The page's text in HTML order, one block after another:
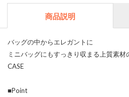
商品説明
バッグの中からエレガントに
ミニバッグにもすっきり収まる上質素材
CASE
■Point